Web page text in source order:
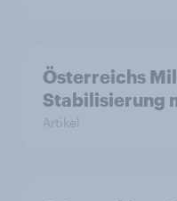
Österreichs
Stabilisierung
Artikel